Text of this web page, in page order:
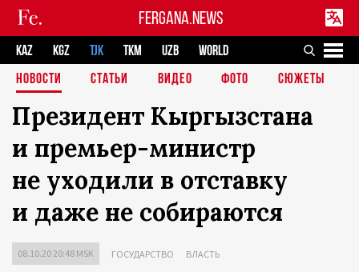
FERGANA.NEWS
KAZ KGZ TJK TKM UZB
WORLD
НОВОСТИ
СТАТЬИ ВИДЕО ФОТО СЮЖЕТЫ
Президент Кыргызстана
и премьер-министр
не уходили в отставку
и даже не собираются
08.10.20 20:48 MSK ГОСУДАРСТВО ВЛАСТЬ